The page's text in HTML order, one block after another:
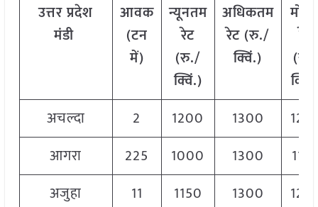
उत्तरप्रदेश
मंडी
आवक
(टन
में)
न्यूनतम
रेट
(रु./
क्विं.)
अधिकतम
रेट (रु./
क्विं.)
रेट
(रु./
अचल्दा
2 1200 1300
आगरा
225 1000 1300
अजुहा
11 1150 1300